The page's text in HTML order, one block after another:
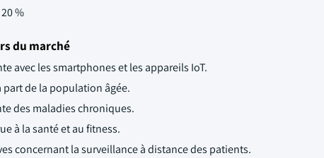
%
du marché
avec les smartphones et les appareils IoT.
de la population âgée.
des maladies chroniques.
à la santé et au fitness.
concernant la surveillance à distance des patients.